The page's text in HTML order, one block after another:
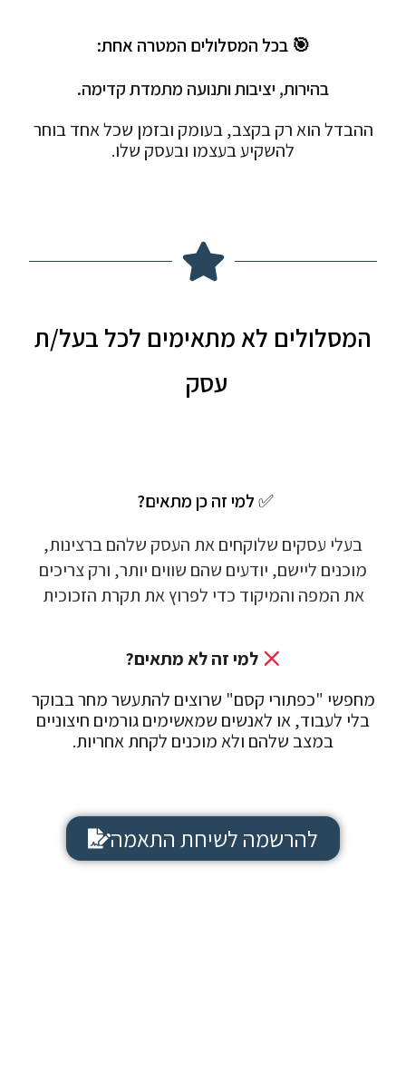
🎯 בכל המסלולים המטרה אחת:
בהירות, יציבות ותנועה מתמדת קדימה.
ההבדל הוא רק בקצב, בעומק ובזמן שכל אחד בוחר
להשקיע בעצמו ובעסק שלו.
המסלולים לא מתאימים לכל בעל/ת
עסק
✅למי זה כן מתאים?
בעלי עסקים שלוקחים את העסק שלהם ברצינות,
מוכנים ליישם, יודעים שהם שווים יותר, ורק צריכים
את המפה והמיקוד כדי לפרוץ את תקרת הזכוכית
למי זה לא מתאים?
מחפשי "כפתורי קסם" שרוצים להתעשר מחר בבוקר
בלי לעבוד, או לאנשים שמאשימים גורמים חיצוניים
במצב שלהם ולא מוכנים לקחת אחריות.
להרשמה לשיחת התאמה